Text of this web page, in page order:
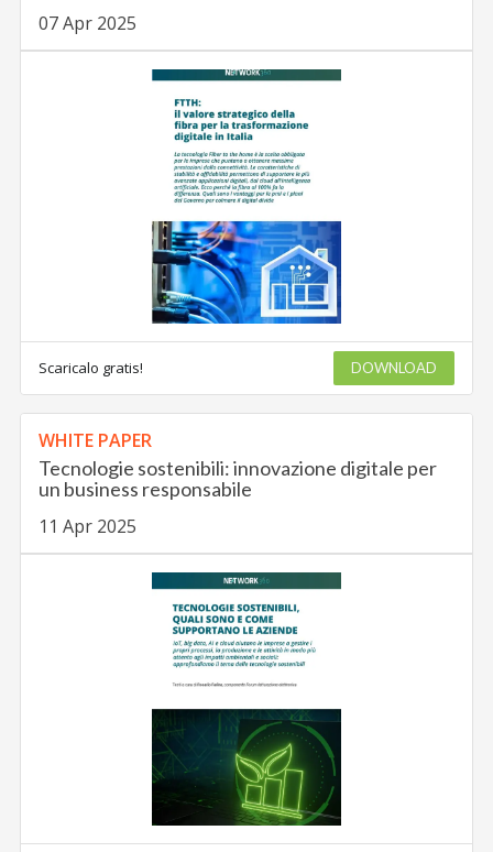
07 Apr 2025
Scaricalo gratis! DOWNLOAD
WHITE PAPER
Tecnologie sostenibili: innovazione digitale per
un business responsabile
11 Apr 2025